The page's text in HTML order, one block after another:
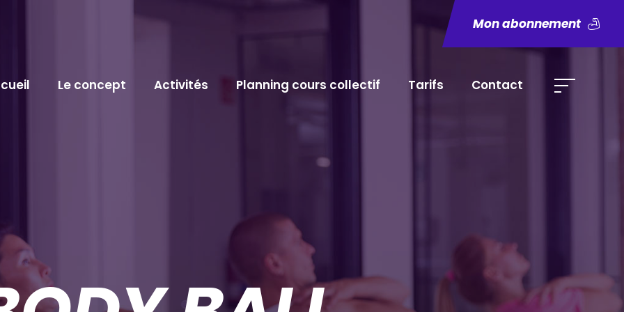
Mon abonnement
Le concept Activités Planning cours collectif Tarifs Contact